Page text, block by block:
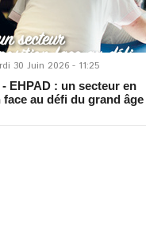
30 Juin 2026 - 11:25
- EHPAD : un secteur en
au défi du grand âge